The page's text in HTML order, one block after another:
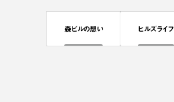
森ビルの想い ヒルズライフ